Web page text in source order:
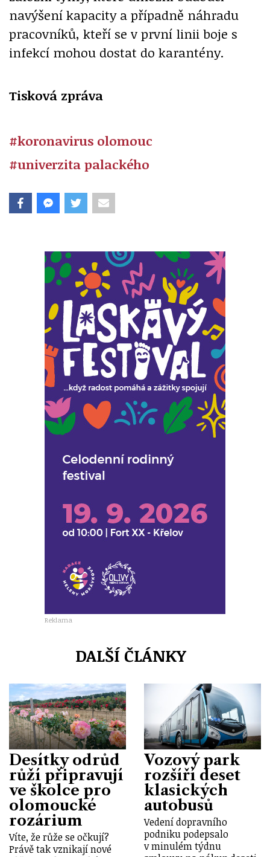
navýšení kapacity a případně náhradu
pracovníků, kteří se v první linii boje s
infekcí mohou dostat do karantény.
Tisková zpráva
#koronavirus olomouc
#univerzita palackého
Reklama
DALŠÍ ČLÁNKY
Desítky odrůd
růží připravují
ve školce pro
olomoucké
rozárium
Víte, že růže se očkují?
Právě tak vznikají nové
Vozový park
rozšíří deset
klasických
autobusů
Vedení dopravního
podniku podepsalo
v minulém týdnu